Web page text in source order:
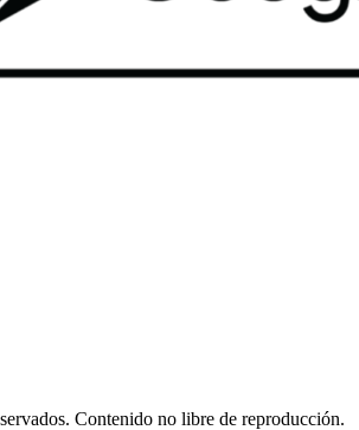
Contenido no libre de reproducción.